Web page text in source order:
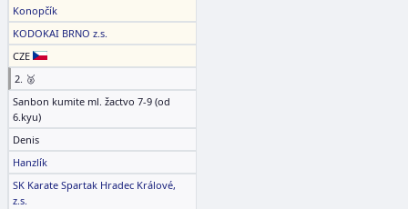
Konopčík
KODOKAI BRNO z.s.
CZE
2. 🥈
Sanbon kumite ml. žactvo 7-9 (od
6.kyu)
Denis
Hanzlík
SK Karate Spartak Hradec Králové,
z.s.